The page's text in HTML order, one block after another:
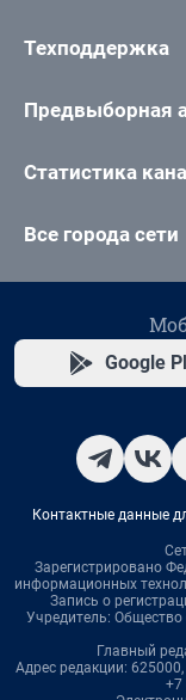
Техподдержка
Предвыборная
Статистика
Все города сети
Google
Контактные данные
Зарегистрировано
информационных
Запись о
Учредитель:
Главный
Адрес редакции:
+7